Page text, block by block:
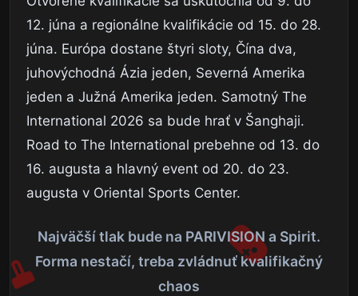
12. júna a regionálne kvalifikácie od 15. do 28.
júna. Európa dostane štyri sloty, Čína dva,
juhovýchodná Ázia jeden, Severná Amerika
jeden a Južná Amerika jeden. Samotný The
International 2026 sa bude hrať v Šanghaji.
Road to The International prebehne od 13. do
16. augusta a hlavný event od 20. do 23.
augusta v Oriental Sports Center.
Najväčší tlak bude na PARIVISION a Spirit.
Forma nestačí, treba zvládnuť kvalifikačný
chaos